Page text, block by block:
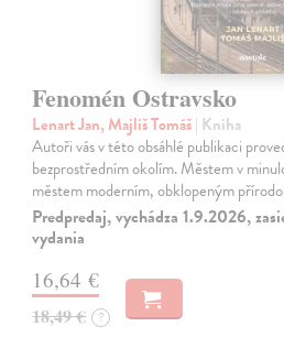
Fenomén Ostravsko
Lenart Jan, Majliš Tomáš| Kniha
Autoři vás v této obsáhlé publikaci
bezprostředním okolím. Městem v
městem moderním, obklopeným
Predpredaj, vychádza 1.9.2026,
vydania
16,64 €
18,49 € ?